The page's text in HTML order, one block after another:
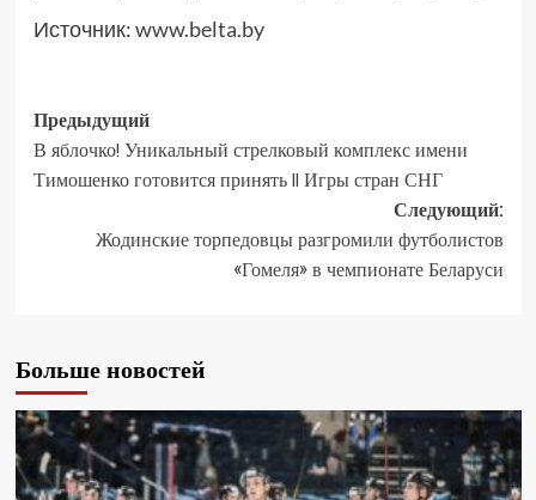
Источник:www.belta.by
Предыдущий
В яблочко! Уникальный стрелковый комплекс имени
Тимошенко готовится принять II Игры стран СНГ
Следующий:
Жодинские торпедовцы разгромили футболистов
«Гомеля» в чемпионате Беларуси
Больше новостей